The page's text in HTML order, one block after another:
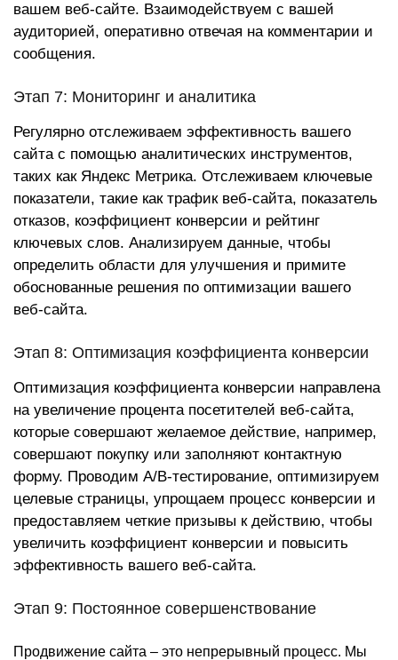
вашем веб-сайте. Взаимодействуем с вашей
аудиторией, оперативно отвечая на комментарии и
сообщения.
Этап 7: Мониторинг и аналитика
Регулярно отслеживаем эффективность вашего
сайта с помощью аналитических инструментов,
таких как Яндекс Метрика. Отслеживаем ключевые
показатели, такие как трафик веб-сайта, показатель
отказов, коэффициент конверсии и рейтинг
ключевых слов. Анализируем данные, чтобы
определить области для улучшения и примите
обоснованные решения по оптимизации вашего
веб-сайта.
Этап 8: Оптимизация коэффициента конверсии
Оптимизация коэффициента конверсии направлена ​​
на увеличение процента посетителей веб-сайта,
которые совершают желаемое действие, например,
совершают покупку или заполняют контактную
форму. Проводим A/B-тестирование, оптимизируем
целевые страницы, упрощаем процесс конверсии и
предоставляем четкие призывы к действию, чтобы
увеличить коэффициент конверсии и повысить
эффективность вашего веб-сайта.
Этап 9: Постоянное совершенствование
Продвижение сайта – это непрерывный процесс. Мы